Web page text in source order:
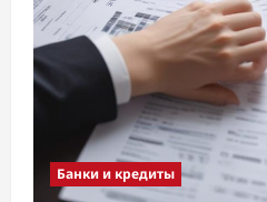
Банки и кредиты